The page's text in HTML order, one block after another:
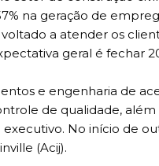
na geração de
a atender os
geral é
e engenharia de
de qualidade,
No início de
(Acij).